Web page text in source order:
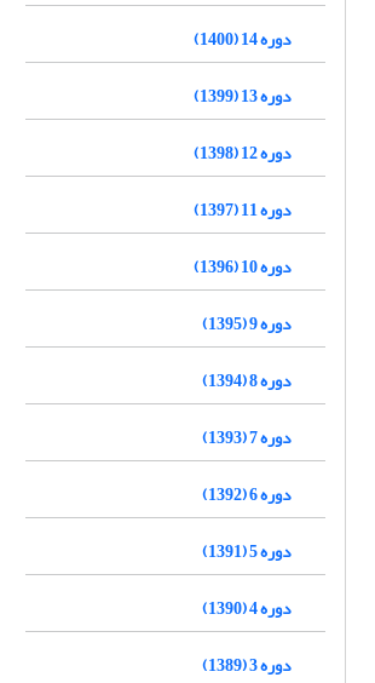
دوره 14 (1400)
دوره 13 (1399)
دوره 12 (1398)
دوره 11 (1397)
دوره 10 (1396)
دوره 9 (1395)
دوره 8 (1394)
دوره 7 (1393)
دوره 6 (1392)
دوره 5 (1391)
دوره 4 (1390)
دوره 3 (1389)